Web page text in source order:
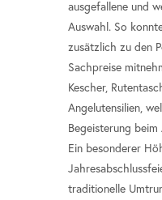
ausgefallene und
Auswahl. So
zusätzlich zu den
Sachpreise
Kescher,
Angelutensilien,
Begeisterung
Ein besonderer
traditionelle